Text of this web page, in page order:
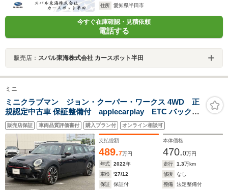
住所
愛知県半田市
今すぐ在庫確認・見積依頼
電話する
販売店： スバル東海株式会社 カースポット半田
ミニ
ミニクラブマン ジョン・クーパー・ワークス 4WD 正
規認定中古車 保証整備付 applecarplay ETC バックカ
メラ 衝突軽減ブレーキ アイドリングストップ 障害物ソナ
ー アクティブクルコン LEDライト 純正ホイール
販売店保証 車両品質評価書付 購入プラン付 オンライン相談可
支払総額
489.7万円
本体価格
470.0万円
年式
2022年 走行 1.3万km
車検
'27/12 修復
なし
保証
保証付 整備
法定整備付